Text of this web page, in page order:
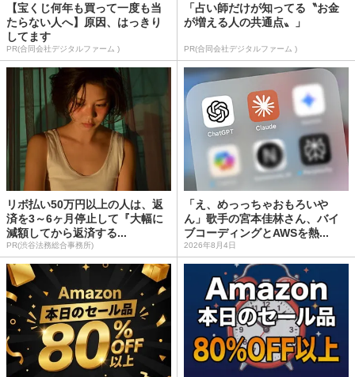
【宝くじ何年も買って一度も当
たらない人へ】原因、はっきり
してます
PR(合同会社デジタルファーム )
「占い師だけが知ってる〝お金
が増える人の共通点〟」
PR(合同会社デジタルファーム )
リボ払い50万円以上の人は、返
済を3～6ヶ月停止して『大幅に
減額してから返済する...
PR(渋谷法務総合事務所)
「え、めっっちゃおもろいや
ん」歌手の宮本佳林さん、バイ
ブコーディングとAWSを熱...
2026年8月4日